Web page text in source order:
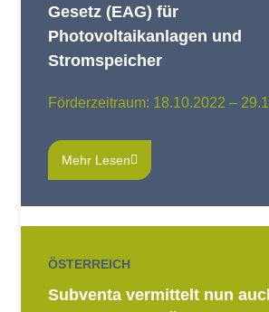
Gesetz (EAG) für
Photovoltaikanlagen und
Stromspeicher
Förderzeitraum: 18.10.2022 –
Mehr Lesen
ÖSTERREICH
Subventa vermittelt nun